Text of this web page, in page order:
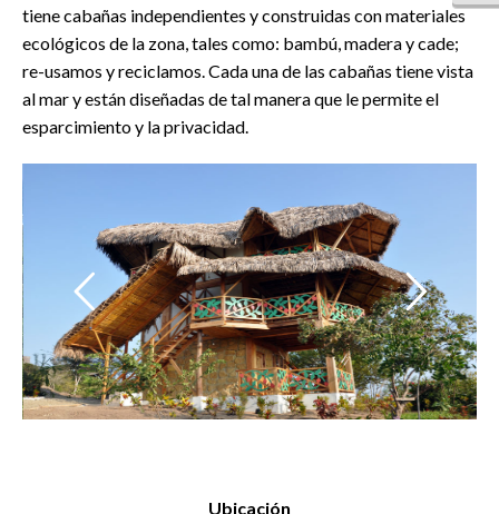
tiene cabañas independientes y construidas con materiales
ecológicos de la zona, tales como: bambú, madera y cade;
re-usamos y reciclamos. Cada una de las cabañas tiene vista
al mar y están diseñadas de tal manera que le permite el
esparcimiento y la privacidad.
data-bgrepeat="no-repeat" data-bgparallax="off"
class="rev-slidebg" data-no-retina>
Ubicación